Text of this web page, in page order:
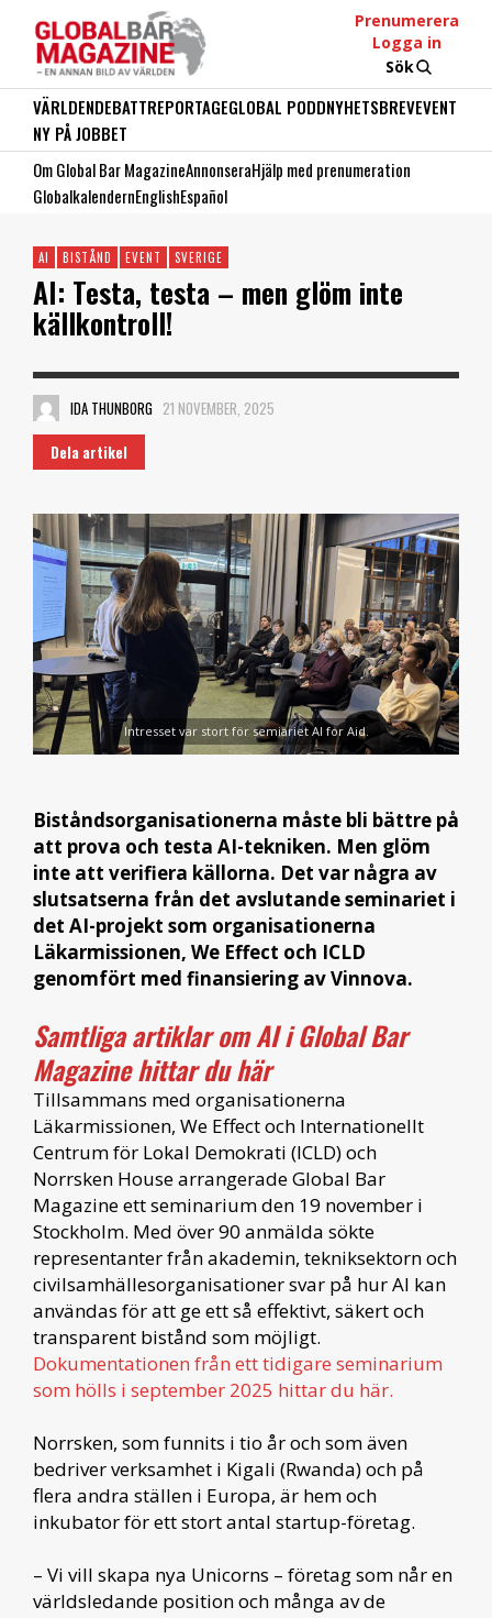
Prenumerera
Logga in
Sök
VÄRLDENDEBATTREPORTAGEGLOBAL PODDNYHETSBREVEVENT
NY PÅ JOBBET
Om Global Bar MagazineAnnonseraHjälp med prenumeration
GlobalkalendernEnglishEspañol
AI BISTÅND EVENT SVERIGE
AI: Testa, testa – men glöm inte
källkontroll!
IDA THUNBORG 21 NOVEMBER, 2025
Dela artikel
Intresset var stort för semiariet AI for Aid.
Biståndsorganisationerna måste bli bättre på
att prova och testa AI-tekniken. Men glöm
inte att verifiera källorna. Det var några av
slutsatserna från det avslutande seminariet i
det AI-projekt som organisationerna
Läkarmissionen, We Effect och ICLD
genomfört med finansiering av Vinnova.
Samtliga artiklar om AI i Global Bar
Magazine hittar du här
Tillsammans med organisationerna
Läkarmissionen, We Effect och Internationellt
Centrum för Lokal Demokrati (ICLD) och
Norrsken House arrangerade Global Bar
Magazine ett seminarium den 19 november i
Stockholm. Med över 90 anmälda sökte
representanter från akademin, tekniksektorn och
civilsamhällesorganisationer svar på hur AI kan
användas för att ge ett så effektivt, säkert och
transparent bistånd som möjligt.
Dokumentationen från ett tidigare seminarium
som hölls i september 2025 hittar du här.
Norrsken, som funnits i tio år och som även
bedriver verksamhet i Kigali (Rwanda) och på
flera andra ställen i Europa, är hem och
inkubator för ett stort antal startup-företag.
– Vi vill skapa nya Unicorns – företag som når en
världsledande position och många av de